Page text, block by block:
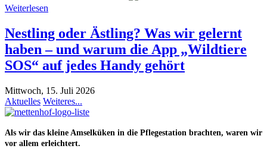
Weiterlesen
Nestling oder Ästling? Was wir gelernt
haben – und warum die App „Wildtiere
SOS“ auf jedes Handy gehört
Mittwoch, 15. Juli 2026
Aktuelles Weiteres...
Als wir das kleine Amselküken in die Pflegestation brachten, waren wir
vor allem erleichtert.